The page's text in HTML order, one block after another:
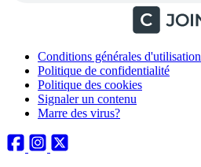
Conditions générales d'utilisation
Politique de confidentialité
Politique des cookies
Signaler un contenu
Marre des virus?